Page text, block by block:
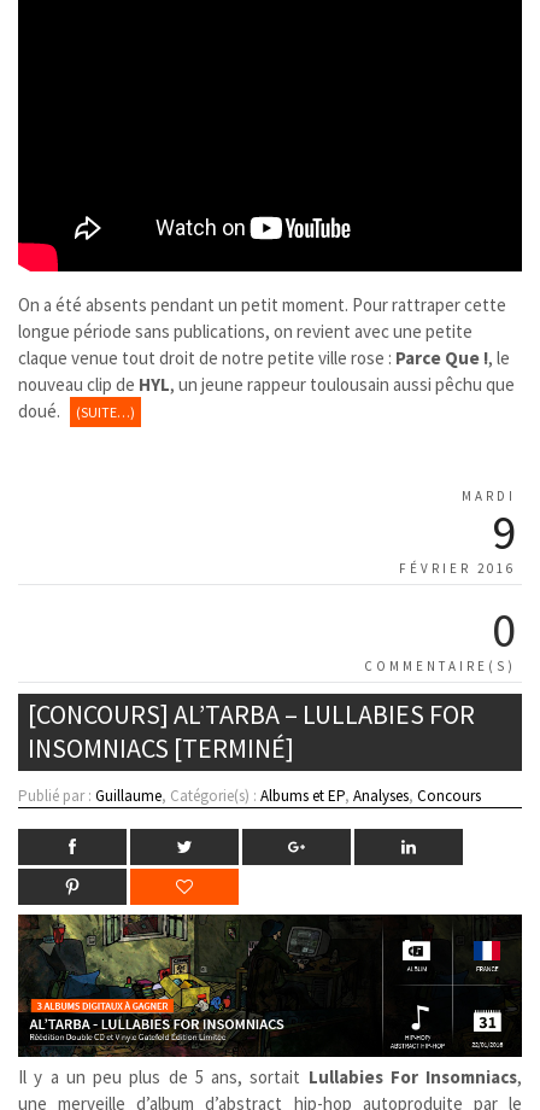
On a été absents pendant un petit moment. Pour rattraper cette
longue période sans publications, on revient avec une petite
claque venue tout droit de notre petite ville rose : Parce Que !, le
nouveau clip de HYL, un jeune rappeur toulousain aussi pêchu que
doué.
(SUITE…)
MARDI
9
FÉVRIER 2016
0
COMMENTAIRE(S)
[CONCOURS] AL’TARBA – LULLABIES FOR
INSOMNIACS [TERMINÉ]
Publié par : Guillaume, Catégorie(s) : Albums et EP, Analyses, Concours
Il y a un peu plus de 5 ans, sortait Lullabies For Insomniacs,
une merveille d’album d’abstract hip-hop autoproduite par le